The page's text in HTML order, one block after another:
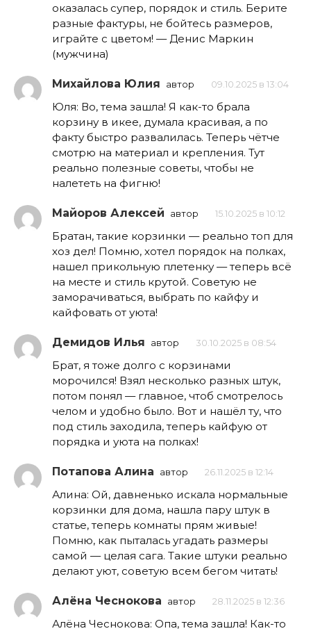
оказалась супер, порядок и стиль. Берите
разные фактуры, не бойтесь размеров,
играйте с цветом! — Денис Маркин
(мужчина)
Михайлова Юлия автор 09.10.2025 в 13:04
Юля: Во, тема зашла! Я как-то брала
корзину в икее, думала красивая, а по
факту быстро развалилась. Теперь чётче
смотрю на материал и крепления. Тут
реально полезные советы, чтобы не
налететь на фигню!
Майоров Алексей автор 15.10.2025 в 10:12
Братан, такие корзинки — реально топ для
хоз дел! Помню, хотел порядок на полках,
нашел прикольную плетенку — теперь всё
на месте и стиль крутой. Советую не
заморачиваться, выбрать по кайфу и
кайфовать от уюта!
Демидов Илья автор 30.10.2025 в 08:54
Брат, я тоже долго с корзинами
морочился! Взял несколько разных штук,
потом понял — главное, чтоб смотрелось
челом и удобно было. Вот и нашёл ту, что
под стиль заходила, теперь кайфую от
порядка и уюта на полках!
Потапова Алина автор 26.11.2025 в 12:14
Алина: Ой, давненько искала нормальные
корзинки для дома, нашла пару штук в
статье, теперь комнаты прям живые!
Помню, как пыталась угадать размеры
самой — целая сага. Такие штуки реально
делают уют, советую всем бегом читать!
Алёна Чеснокова автор 28.11.2025 в 12:36
Алёна Чеснокова: Опа, тема зашла! Как-то